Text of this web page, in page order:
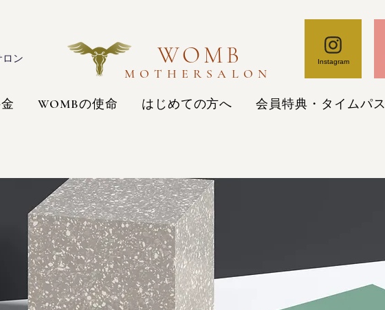
ン WOMB
MOTHERSALON
Instagram
WOMBの使命 はじめての方へ 会員特典・タイムパス